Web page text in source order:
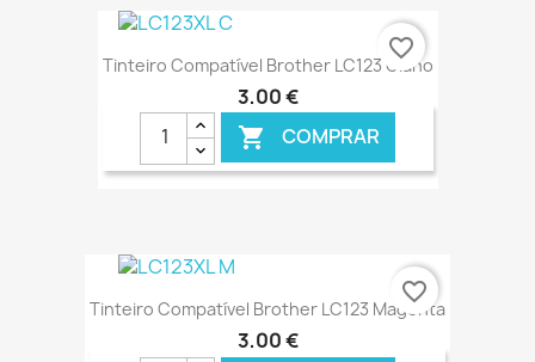
€ ONLINE
Tinteiro Compatível Brother LC123 Ciano
3,00 €
 COMPRAR
€ ONLINE
favorite_border
Tinteiro Compatível Brother LC123 Magenta
3,00 €
favorite_border